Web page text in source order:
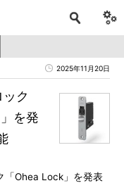
2025年11月20日
ク
を発
「Ohea Lock」を発表